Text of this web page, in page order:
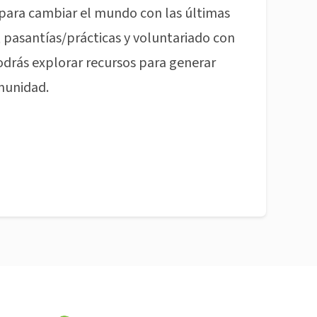
cambiar el mundo con las últimas
prácticas y voluntariado con
explorar recursos para generar